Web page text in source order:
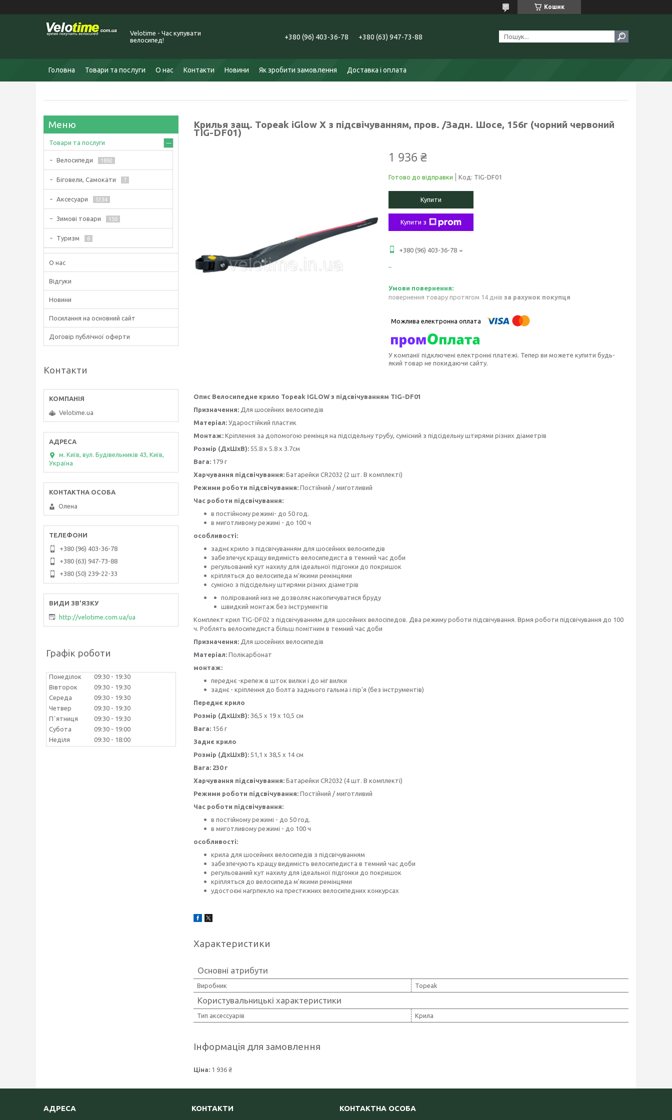
Кошик
Velotime - Час купувати
велосипед!
+380 (96) 403-36-78 +380 (63) 947-73-88
Головна Товари та послуги О нас Контакти Новини Як зробити замовлення Доставка і оплата
Крилья защ. Topeak iGlow X з підсвічуванням, пров. /Задн. Шосе, 156г (чорний червоний
TIG-DF01)
1 936 ₴
Готово до відправки Код: TIG-DF01
Купити
Купити з
+380 (96) 403-36-78
повернення товару протягом 14 днів за рахунок покупця
У компанії підключені електронні платежі. Тепер ви можете купити будь-
який товар не покидаючи сайту.
Опис Велосипедне крило Topeak IGLOW з підсвічуванням TIG-DF01
Призначення: Для шосейних велосипедів
Матеріал: Ударостійкий пластик
Монтаж: Кріплення за допомогою ремінця на підсідельну трубу, сумісний з підсідельну штирями різних діаметрів
Розмір (ДхШхВ): 55.8 x 5.8 x 3.7см
Вага: 179 г
Харчування підсвічування: Батарейки CR2032 (2 шт. В комплекті)
Режими роботи підсвічування: Постійний / миготливий
Час роботи підсвічування:
в постійному режимі- до 50 год.
в миготливому режимі - до 100 ч
особливості:
заднє крило з підсвічуванням для шосейних велосипедів
забезпечує кращу видимість велосипедиста в темний час доби
регульований кут нахилу для ідеальної підгонки до покришок
кріпляться до велосипеда м'якими ремінцями
сумісно з підсідельну штирями різних діаметрів
полірований низ не дозволяє накопичуватися бруду
швидкий монтаж без інструментів
Комплект крил TIG-DF02 з підсвічуванням для шосейних велосіпедов. Два режиму роботи підсвічування. Врмя роботи підсвічування до 100
ч. Роблять велосипедиста більш помітним в темний час доби
Призначення: Для шосейних велосипедів
Матеріал: Полікарбонат
монтаж:
переднє -крепеж в шток вилки і до ніг вилки
заднє - кріплення до болта заднього гальма і пір'я (без інструментів)
Переднє крило
Розмір (ДхШхВ): 36,5 х 19 х 10,5 см
Вага: 156 г
Заднє крило
Розмір (ДхШхВ): 51,1 х 38,5 х 14 см
Вага: 230 г
Харчування підсвічування: Батарейки CR2032 (4 шт. В комплекті)
Режими роботи підсвічування: Постійний / миготливий
Час роботи підсвічування:
в постійному режимі - до 50 год.
в миготливому режимі - до 100 ч
особливості:
крила для шосейних велосипедів з підсвічуванням
забезпечують кращу видимість велосипедиста в темний час доби
регульований кут нахилу для ідеальної підгонки до покришок
кріпляться до велосипеда м'якими ремінцями
удостоєні нагрпекло на престижних велосипедних конкурсах
Характеристики
Основні атрибути
Виробник Topeak
Користувальницькі характеристики
Тип аксессуарів Крила
Інформація для замовлення
Ціна: 1 936 ₴
Товари та послуги
Велосипеди 1892
Біговели, Самокати 7
Аксесуари 5134
Зимові товари 150
Туризм 6
О нас
Відгуки
Новини
Посилання на основний сайт
Договір публічної оферти
Контакти
Velotime.ua
м. Київ, вул. Будівельників 43, Київ,
Україна
Олена
+380 (96) 403-36-78
+380 (63) 947-73-88
+380 (50) 239-22-33
http://velotime.com.ua/ua
Графік роботи
Понеділок 09:30
19:30
Вівторок
09:30
19:30
Середа
09:30
19:30
Четвер
09:30
19:30
Пʼятниця
09:30
19:30
Субота
09:30
19:00
Неділя
09:30 18:00